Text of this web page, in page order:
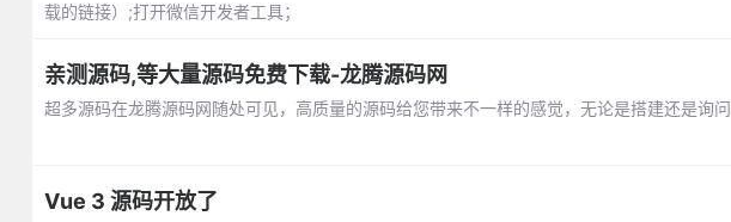
载的链接）;打开微信开发者工具；
亲测源码,等大量源码免费下载-龙腾源码网
超多源码在龙腾源码网随处可见，高质量的源码给您带来不一样的感觉，无论是搭建还是询问
Vue 3 源码开放了